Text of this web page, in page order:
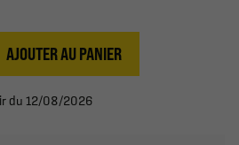
AJOUTER AU PANIER
du 12/08/2026